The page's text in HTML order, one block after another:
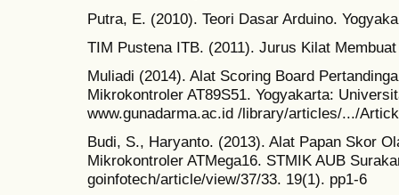
Putra, E. (2010). Teori Dasar Arduino.
TIM Pustena ITB. (2011). Jurus Kilat
Muliadi (2014). Alat Scoring Board
Mikrokontroler AT89S51. Yogyakarta:
www.gunadarma.ac.id /library/articles/.../
Budi, S., Haryanto. (2013). Alat Papan Skor
Mikrokontroler ATMega16. STMIK AUB
goinfotech/article/view/37/33. 19(1). pp1-6